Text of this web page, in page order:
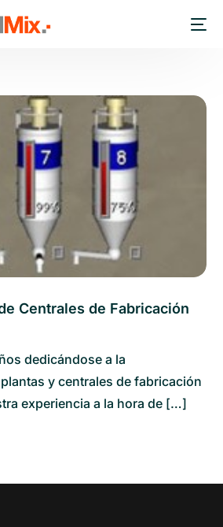
Centrales de Fabricación
dedicándose a la
y centrales de fabricación
experiencia a la hora de […]